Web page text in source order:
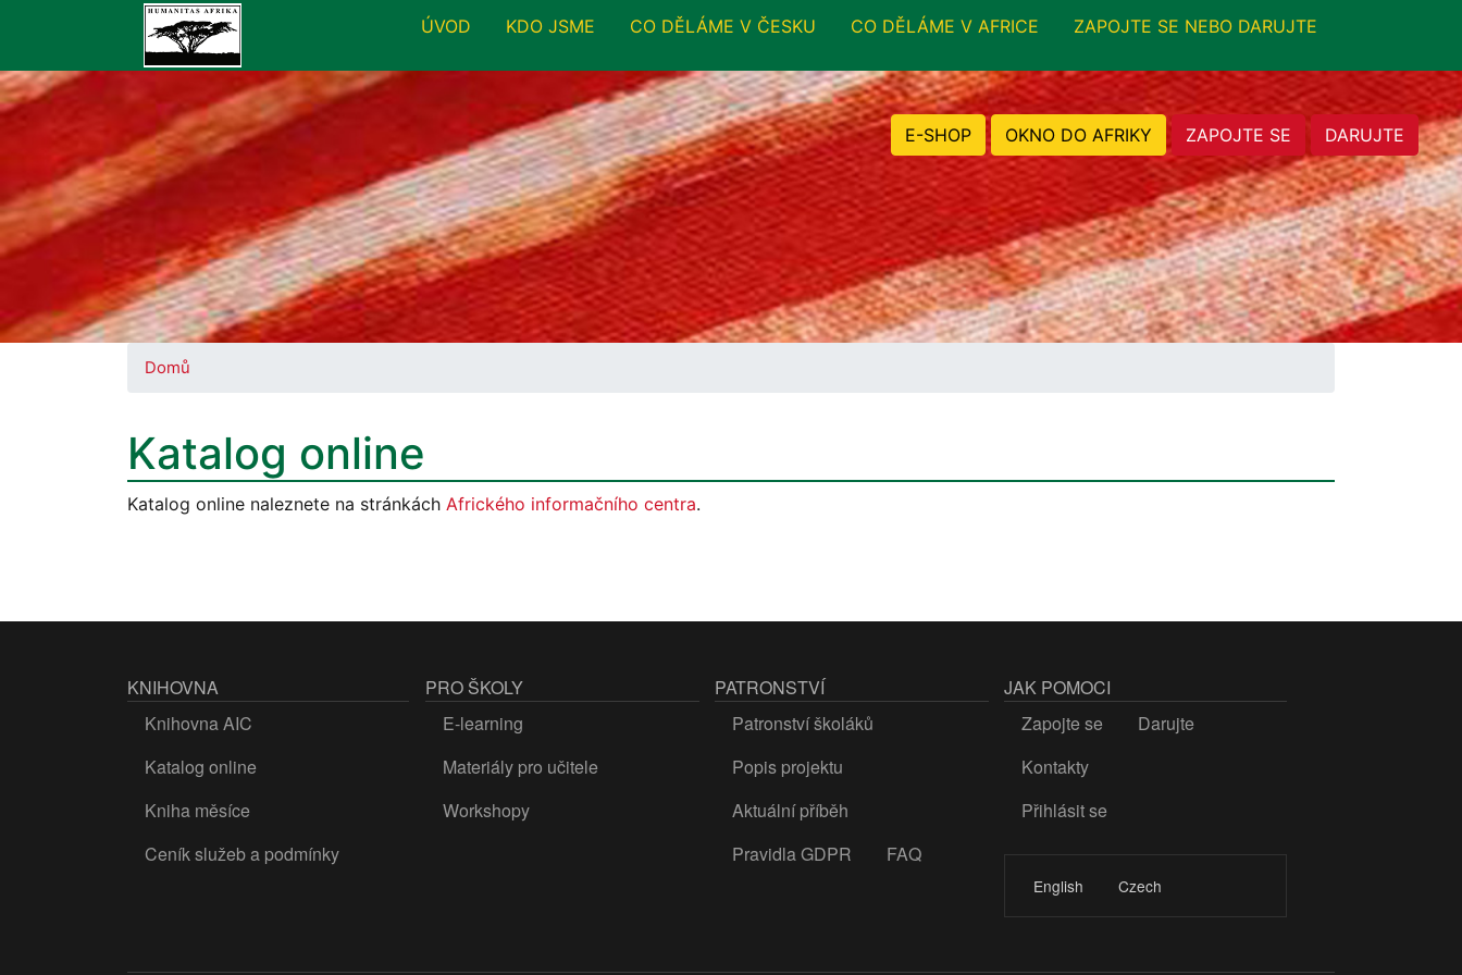
ÚVOD KDO JSME CO DĚLÁME V ČESKU CO DĚLÁME V AFRICE ZAPOJTE SE NEBO DARUJTE
E-SHOP OKNO DO AFRIKY ZAPOJTE SE DARUJTE
Domů
Katalog online
Katalog online naleznete na stránkách Afrického informačního centra.
KNIHOVNA
Knihovna AIC
Katalog online
Kniha měsíce
Ceník služeb a podmínky
PRO ŠKOLY
E-learning
Materiály pro učitele
Workshopy
PATRONSTVÍ
Patronství školáků
Popis projektu
Aktuální příběh
Pravidla GDPR
FAQ
JAK POMOCI
Zapojte se
Darujte
Kontakty
LOGIN
Přihlásit se
English Czech